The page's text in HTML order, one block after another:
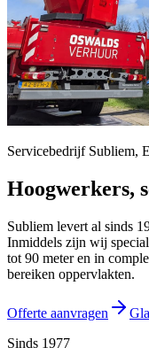
Servicebedrijf Subliem,
Hoogwerkers,
Subliem levert al sinds
Inmiddels zijn wij
tot 90 meter en in
bereiken oppervlakten.
Offerte aanvragen
Sinds 1977